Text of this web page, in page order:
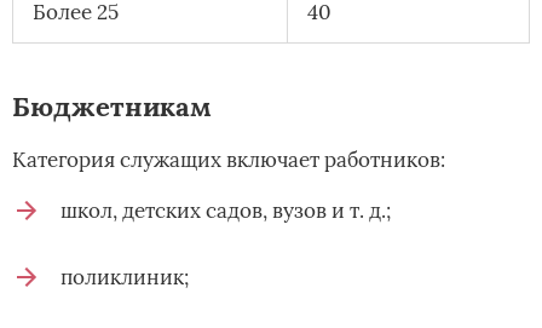
Более 25 40
Бюджетникам
Категория служащих включает работников:
школ, детских садов, вузов и т. д.;
поликлиник;